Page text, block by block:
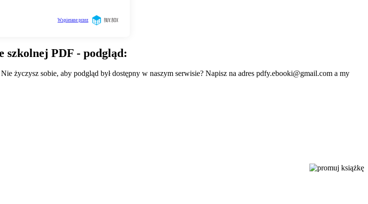
szkolnej PDF - podgląd:
życzysz sobie, aby podgląd był dostępny w naszym serwisie? Napisz na adres pdfy.ebooki@gmail.com a my